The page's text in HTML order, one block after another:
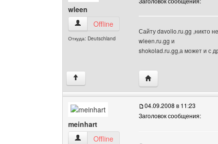
wleen
wleen Посмотреть профиль
Offline
Откуда: Deutschland
Сайту davolio.ru.gg ,никто
wleen.ru.gg и
shokolad.ru.gg,а может и с
↑ Посетить сайт
meinhart
meinhart Посмотреть профиль
Offline
04.09.2008 в 11:23
Заголовок сообщения: